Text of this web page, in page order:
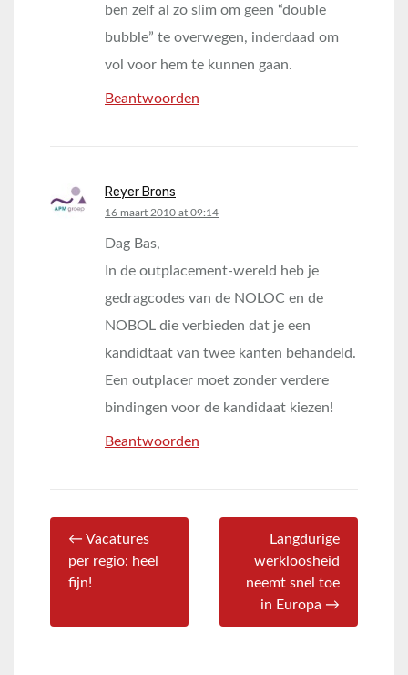
ben zelf al zo slim om geen “double
bubble” te overwegen, inderdaad om
vol voor hem te kunnen gaan.
Beantwoorden
Reyer Brons
says:
16 maart 2010 at 09:14
Dag Bas,
In de outplacement-wereld heb je
gedragcodes van de NOLOC en de
NOBOL die verbieden dat je een
kandidtaat van twee kanten behandeld.
Een outplacer moet zonder verdere
bindingen voor de kandidaat kiezen!
Beantwoorden
← Vacatures
per regio: heel
fijn!
Langdurige
werkloosheid
neemt snel toe
in Europa →